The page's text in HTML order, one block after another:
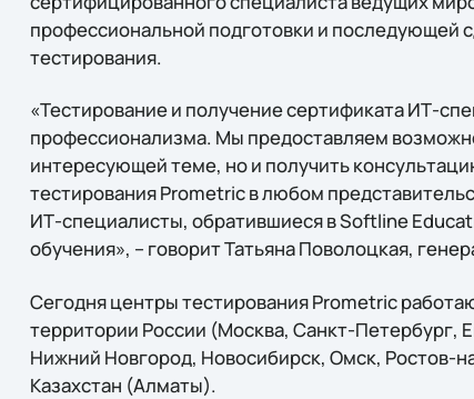
профессиональной подготовки и последующей
тестирования.
«Тестирование и получение сертификата ИТ-
профессионализма. Мы предоставляем
интересующей теме, но и получить
тестирования Prometric в любом
ИТ-специалисты, обратившиеся в Softline
обучения», – говорит Татьяна Поволоцкая,
Сегодня центры тестирования Prometric
территории России (Москва, Санкт-Петербург,
Нижний Новгород, Новосибирск, Омск, Ростов-
Казахстан (Алматы).